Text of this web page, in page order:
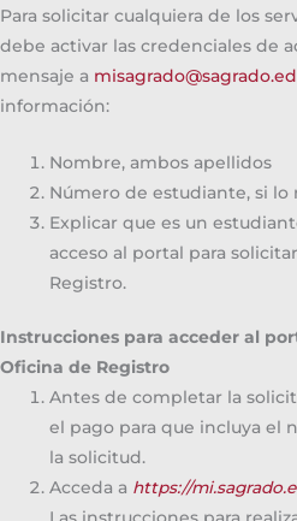
Para solicitar cualquiera de los
debe activar las credenciales de
mensaje a
información:
Nombre, ambos apellidos
Número de estudiante, si lo
Explicar que es un
acceso al portal para
Registro.
Instrucciones para acceder al
Oficina de Registro
Antes de completar la
el pago para que incluya el
la solicitud.
Acceda a https://